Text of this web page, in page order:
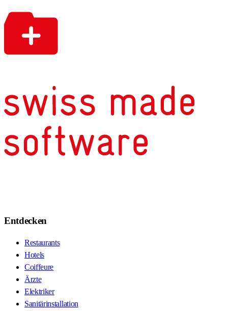
Entdecken
Restaurants
Hotels
Coiffeure
Ärzte
Elektriker
Sanitärinstallation